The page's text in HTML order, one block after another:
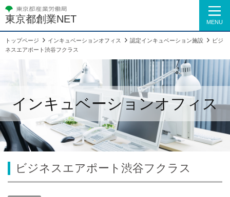
東京都創業NET MENU
トップページ インキュベーションオフィス 認定インキュベーション施設
ビジ
ネスエアポート渋谷フクラス
インキュベーションオフィス
ビジネスエアポート渋谷フクラス